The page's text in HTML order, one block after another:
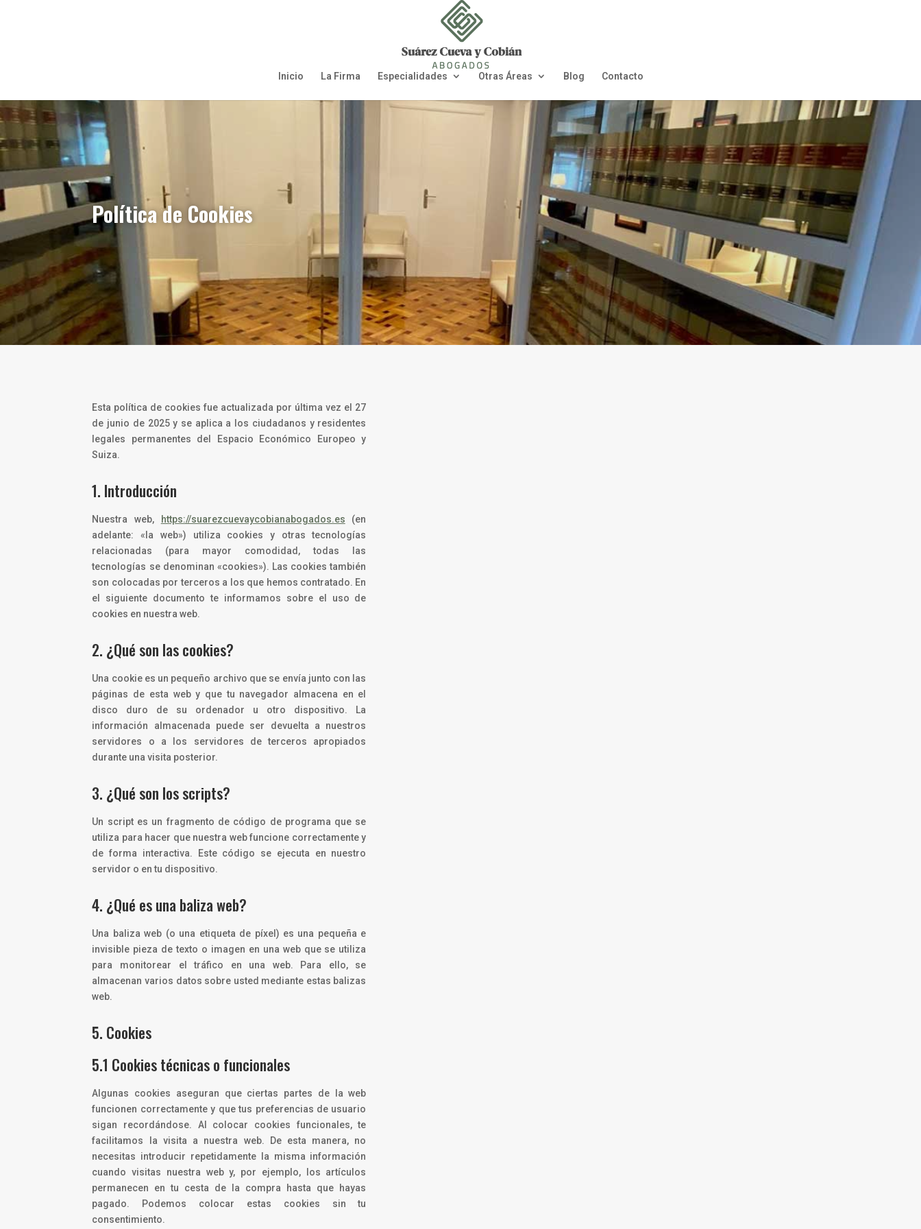
Inicio La Firma Especialidades Otras Áreas Blog Contacto
Política de Cookies
Esta política de cookies fue actualizada por última vez el 27
de junio de 2025 y se aplica a los ciudadanos y residentes
legales permanentes del Espacio Económico Europeo y
Suiza.
1. Introducción
Nuestra web, https://suarezcuevaycobianabogados.es (en
adelante: «la web») utiliza cookies y otras tecnologías
relacionadas (para mayor comodidad, todas las
tecnologías se denominan «cookies»). Las cookies también
son colocadas por terceros a los que hemos contratado. En
el siguiente documento te informamos sobre el uso de
cookies en nuestra web.
2. ¿Qué son las cookies?
Una cookie es un pequeño archivo que se envía junto con las
páginas de esta web y que tu navegador almacena en el
disco duro de su ordenador u otro dispositivo. La
información almacenada puede ser devuelta a nuestros
servidores o a los servidores de terceros apropiados
durante una visita posterior.
3. ¿Qué son los scripts?
Un script es un fragmento de código de programa que se
utiliza para hacer que nuestra web funcione correctamente y
de forma interactiva. Este código se ejecuta en nuestro
servidor o en tu dispositivo.
4. ¿Qué es una baliza web?
Una baliza web (o una etiqueta de píxel) es una pequeña e
invisible pieza de texto o imagen en una web que se utiliza
para monitorear el tráfico en una web. Para ello, se
almacenan varios datos sobre usted mediante estas balizas
web.
5. Cookies
5.1 Cookies técnicas o funcionales
Algunas cookies aseguran que ciertas partes de la web
funcionen correctamente y que tus preferencias de usuario
sigan recordándose. Al colocar cookies funcionales, te
facilitamos la visita a nuestra web. De esta manera, no
necesitas introducir repetidamente la misma información
cuando visitas nuestra web y, por ejemplo, los artículos
permanecen en tu cesta de la compra hasta que hayas
pagado. Podemos colocar estas cookies sin tu
consentimiento.